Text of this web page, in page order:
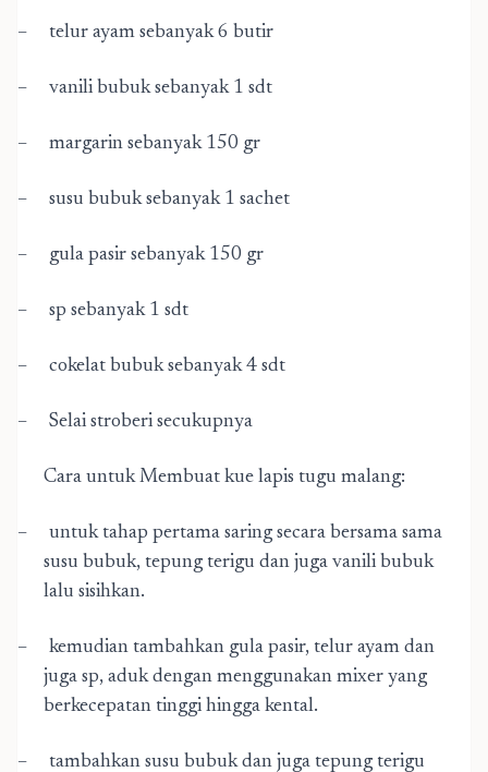
– telur ayam sebanyak 6 butir
– vanili bubuk sebanyak 1 sdt
– margarin sebanyak 150 gr
– susu bubuk sebanyak 1 sachet
– gula pasir sebanyak 150 gr
– sp sebanyak 1 sdt
– cokelat bubuk sebanyak 4 sdt
– Selai stroberi secukupnya
Cara untuk Membuat kue lapis tugu malang:
–
untuk tahap pertama saring secara bersama sama
susu bubuk, tepung terigu dan juga vanili bubuk
lalu sisihkan.
–
kemudian tambahkan gula pasir, telur ayam dan
juga sp, aduk dengan menggunakan mixer yang
berkecepatan tinggi hingga kental.
– tambahkan susu bubuk dan juga tepung terigu